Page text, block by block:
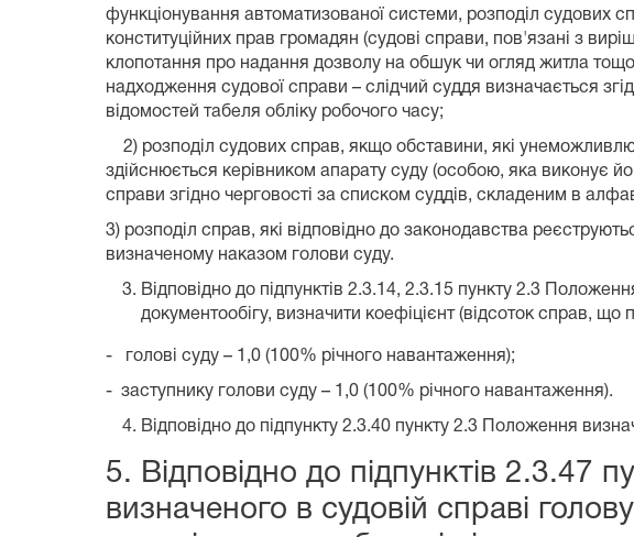
функціонування автоматизованої системи, розподіл
конституційних прав громадян (судові справи, пов'язані з
клопотання про надання дозволу на обшук чи огляд житла
надходження судової справи – слідчий суддя визначається
відомостей табеля обліку робочого часу;
2) розподіл судових справ, якщо обставини, які
здійснюється керівником апарату суду (особою, яка виконує
справи згідно черговості за списком суддів, складеним в
3) розподіл справ, які відповідно до законодавства
визначеному наказом голови суду.
Відповідно до підпунктів 2.3.14, 2.3.15 пункту 2.3
документообігу, визначити коефіцієнт (відсоток справ, що
- голові суду – 1,0 (100% річного навантаження);
- заступнику голови суду – 1,0 (100% річного навантаження).
Відповідно до підпункту 2.3.40 пункту 2.3 Положення
5. Відповідно до підпунктів 2.3.47
визначеного в судовій справі